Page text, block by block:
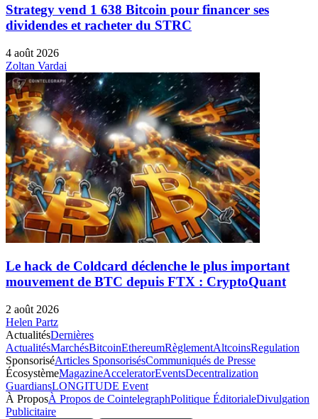
Strategy vend 1 638 Bitcoin pour financer ses
dividendes et racheter du STRC
4 août 2026
Zoltan Vardai
Le hack de Coldcard déclenche le plus important
mouvement de BTC depuis FTX : CryptoQuant
2 août 2026
Helen Partz
ActualitésDernières
ActualitésMarchésBitcoinEthereumRèglementAltcoinsRegulation
SponsoriséArticles SponsorisésCommuniqués de Presse
ÉcosystèmeMagazineAcceleratorEventsDecentralization
GuardiansLONGITUDE Event
À ProposÀ Propos de CointelegraphPolitique ÉditorialeDivulgation
Publicitaire